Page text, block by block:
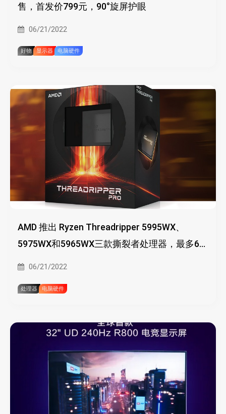
售，首发价799元，90°旋屏护眼
06/21/2022
好物 显示器 电脑硬件
AMD 推出 Ryzen Threadripper 5995WX、
5975WX和5965WX三款撕裂者处理器，最多64
06/21/2022
处理器 电脑硬件